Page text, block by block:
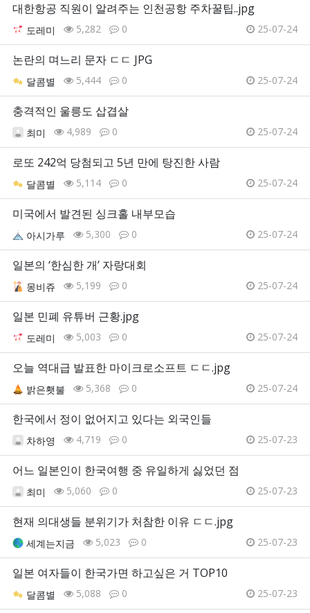
대한항공 직원이 알려주는 인천공항 주차꿀팁..jpg
도레미 5,282 0 25-07-24
논란의 며느리 문자 ㄷㄷ JPG
달콤별 5,444 0 25-07-24
충격적인 울릉도 삽겹살
최미 4,989 0 25-07-24
로또 242억 당첨되고 5년 만에 탕진한 사람
달콤별 5,114 0 25-07-24
미국에서 발견된 싱크홀 내부모습
아시가루 5,300 0 25-07-24
일본의 ‘한심한 개’ 자랑대회
몽비쥬 5,199 0 25-07-24
일본 민폐 유튜버 근황.jpg
도레미 5,003 0 25-07-24
오늘 역대급 발표한 마이크로소프트 ㄷㄷ.jpg
밝은횃불 5,368 0 25-07-24
한국에서 정이 없어지고 있다는 외국인들
차하영 4,719 0 25-07-23
어느 일본인이 한국여행 중 유일하게 싫었던 점
최미 5,060 0 25-07-23
현재 의대생들 분위기가 처참한 이유 ㄷㄷ.jpg
세계는지금 5,023 0 25-07-23
일본 여자들이 한국가면 하고싶은 거 TOP10
달콤별 5,088 0 25-07-23